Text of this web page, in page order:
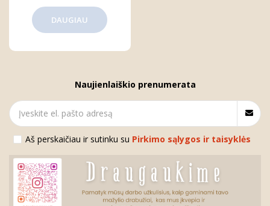
DAUGIAU
Naujienlaiškio prenumerata
Aš perskaičiau ir sutinku su Pirkimo sąlygos ir taisyklės